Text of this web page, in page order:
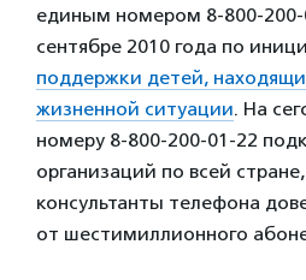
единым номером 8-800-200-
сентябре 2010 года по
поддержки детей,
жизненной ситуации. На
номеру 8-800-200-01-22
организаций по всей
консультанты телефона
от шестимиллионного